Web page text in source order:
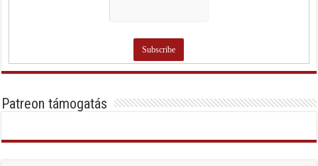
Patreon támogatás